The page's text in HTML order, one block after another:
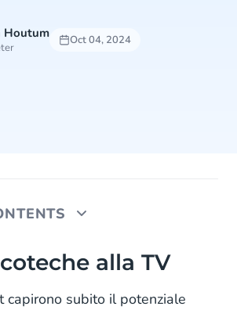
Houtum
Oct 04, 2024
alla TV
alla TV
capirono subito il potenziale